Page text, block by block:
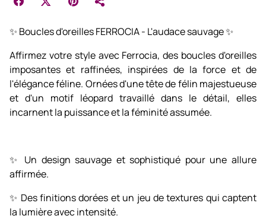
✨ Boucles d'oreilles FERROCIA - L'audace sauvage ✨
Affirmez votre style avec Ferrocia, des boucles d'oreilles
imposantes et raffinées, inspirées de la force et de
l'élégance féline. Ornées d'une tête de félin majestueuse
et d'un motif léopard travaillé dans le détail, elles
incarnent la puissance et la féminité assumée.
✨ Un design sauvage et sophistiqué pour une allure
affirmée.
✨ Des finitions dorées et un jeu de textures qui captent
la lumière avec intensité.